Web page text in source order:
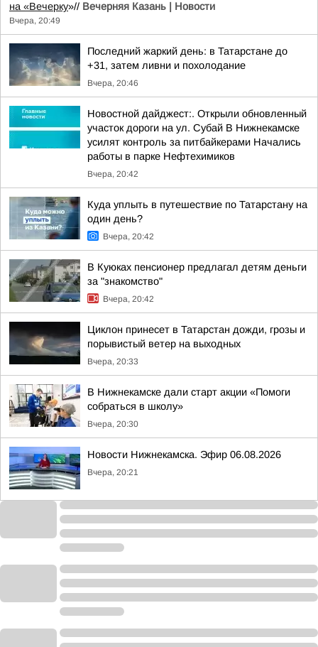
на «Вечерку»// Вечерняя Казань | Новости
Вчера, 20:49
Последний жаркий день: в Татарстане до
+31, затем ливни и похолодание
Вчера, 20:46
Новостной дайджест:. Открыли обновленный
участок дороги на ул. Субай В Нижнекамске
усилят контроль за питбайкерами Начались
работы в парке Нефтехимиков
Вчера, 20:42
Куда уплыть в путешествие по Татарстану на
один день?
Вчера, 20:42
В Куюках пенсионер предлагал детям деньги
за "знакомство"
Вчера, 20:42
Циклон принесет в Татарстан дожди, грозы и
порывистый ветер на выходных
Вчера, 20:33
В Нижнекамске дали старт акции «Помоги
собраться в школу»
Вчера, 20:30
Новости Нижнекамска. Эфир 06.08.2026
Вчера, 20:21